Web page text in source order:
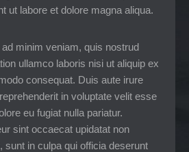
ut labore et dolore magna aliqua.
minim veniam, quis nostrud
ullamco laboris nisi ut aliquip ex
consequat. Duis aute irure
in voluptate velit esse
eu fugiat nulla pariatur.
sint occaecat upidatat non
sunt in culpa qui officia deserunt